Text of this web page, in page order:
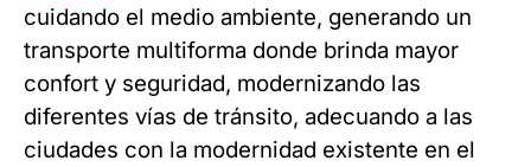
cuidando el medio ambiente, generando un
transporte multiforma donde brinda mayor
confort y seguridad, modernizando las
diferentes vías de tránsito, adecuando a las
ciudades con la modernidad existente en el